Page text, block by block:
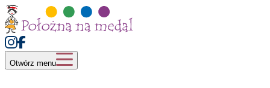
Otwórz menu